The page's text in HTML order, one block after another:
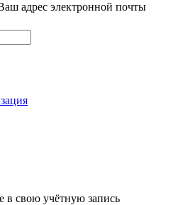
адрес электронной почты
в свою учётную запись